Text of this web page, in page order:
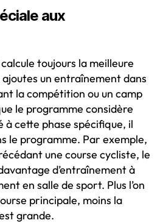
aux
toujours la meilleure
un entraînement dans
la compétition ou un camp
le programme considère
à cette phase spécifique, il
le programme. Par exemple,
une course cycliste, le
d’entraînement à
en salle de sport. Plus l’on
principale, moins la
grande.